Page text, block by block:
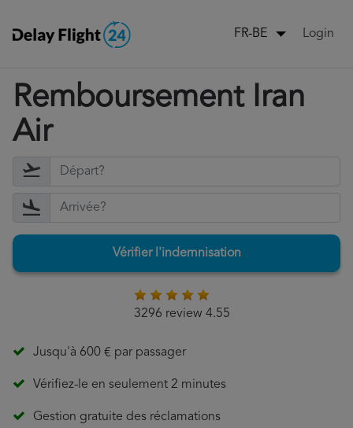
FR-BE Login
Remboursement Iran
Air
Vérifier l'indemnisation
3296 review 4.55
Jusqu'à 600 € par passager
Vérifiez-le en seulement 2 minutes
Gestion gratuite des réclamations